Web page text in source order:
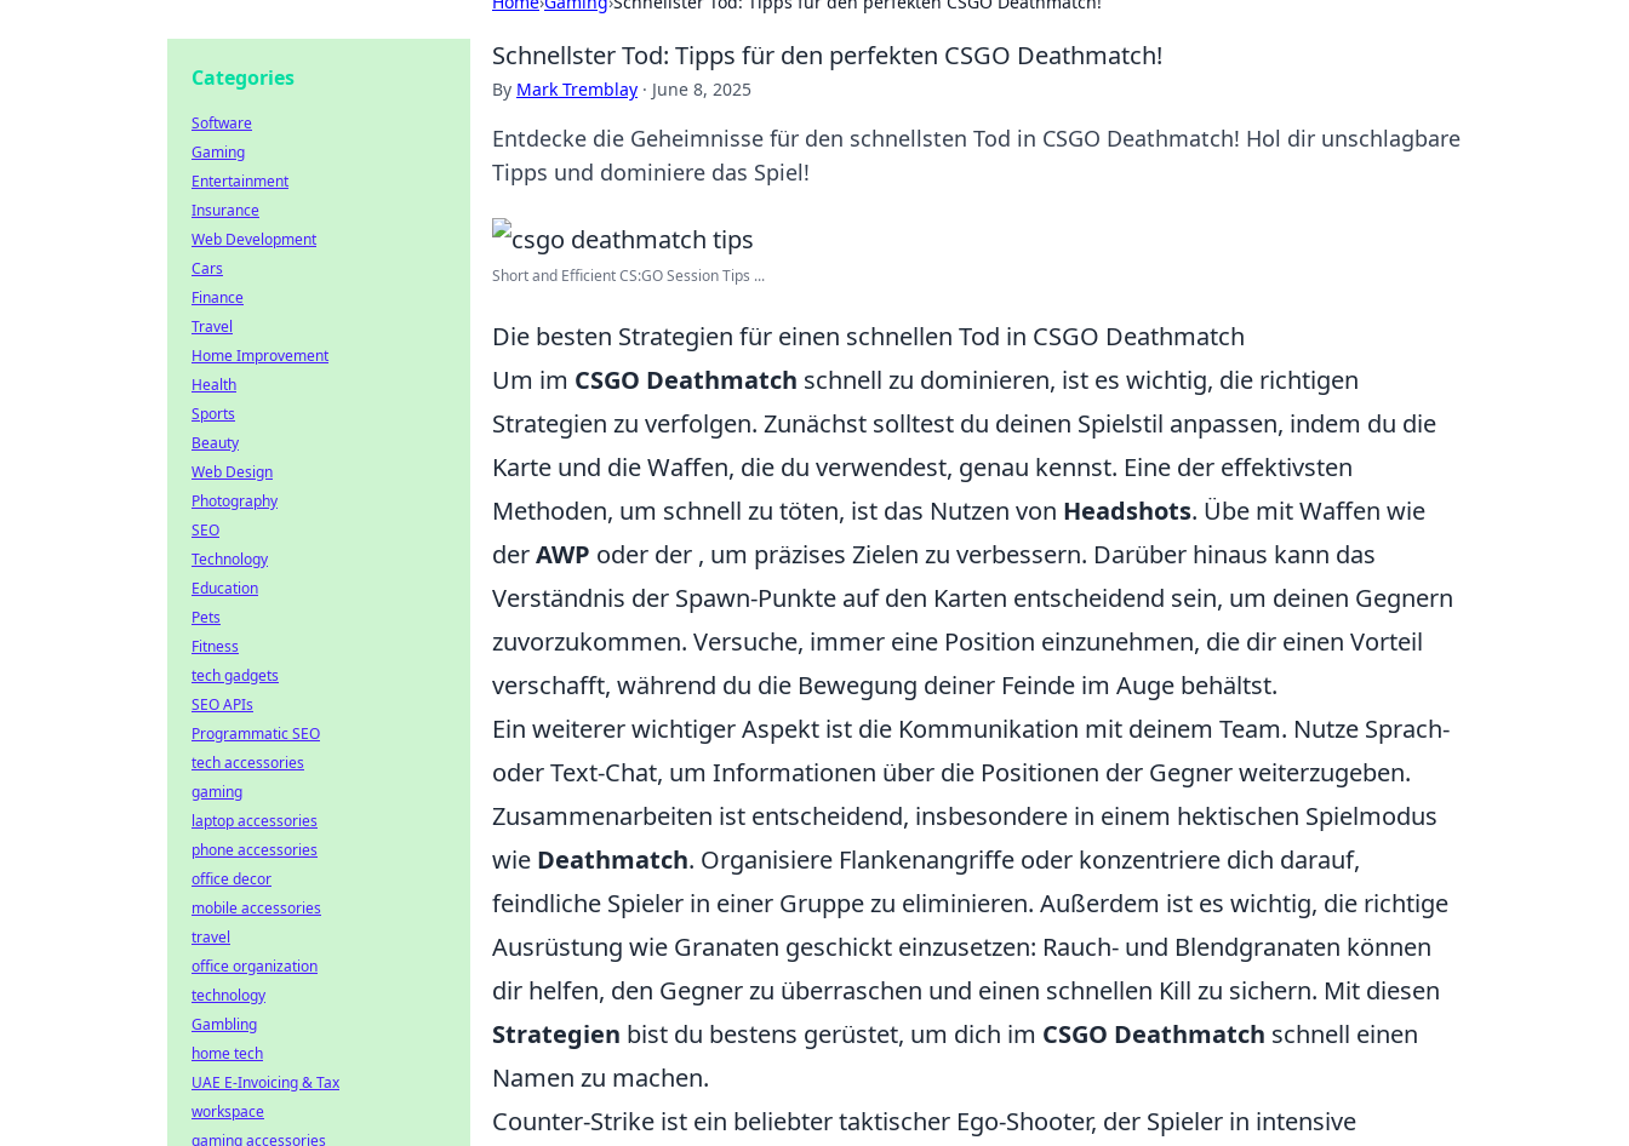
Schnellster Tod: Tipps für den perfekten CSGO Deathmatch!
By Mark Tremblay · June 8, 2025
Entdecke die Geheimnisse für den schnellsten Tod in CSGO Deathmatch! Hol dir unschlagbare
Tipps und dominiere das Spiel!
Short and Efficient CS:GO Session Tips ...
Die besten Strategien für einen schnellen Tod in CSGO Deathmatch
Um im CSGO Deathmatch schnell zu dominieren, ist es wichtig, die richtigen
Strategien zu verfolgen. Zunächst solltest du deinen Spielstil anpassen, indem du die
Karte und die Waffen, die du verwendest, genau kennst. Eine der effektivsten
Methoden, um schnell zu töten, ist das Nutzen von Headshots. Übe mit Waffen wie
derAWP oder der , um präzises Zielen zu verbessern. Darüber hinaus kann das
Verständnis der Spawn-Punkte auf den Karten entscheidend sein, um deinen Gegnern
zuvorzukommen. Versuche, immer eine Position einzunehmen, die dir einen Vorteil
verschafft, während du die Bewegung deiner Feinde im Auge behältst.
Ein weiterer wichtiger Aspekt ist die Kommunikation mit deinem Team. Nutze Sprach-
oder Text-Chat, um Informationen über die Positionen der Gegner weiterzugeben.
Zusammenarbeiten ist entscheidend, insbesondere in einem hektischen Spielmodus
wie Deathmatch. Organisiere Flankenangriffe oder konzentriere dich darauf,
feindliche Spieler in einer Gruppe zu eliminieren. Außerdem ist es wichtig, die richtige
Ausrüstung wie Granaten geschickt einzusetzen: Rauch- und Blendgranaten können
dir helfen, den Gegner zu überraschen und einen schnellen Kill zu sichern. Mit diesen
Strategien bist du bestens gerüstet, um dich im CSGO Deathmatch schnell einen
Namen zu machen.
Counter-Strike ist ein beliebter taktischer Ego-Shooter, der Spieler in intensive
Categories
Software
Gaming
Entertainment
Insurance
Web Development
Cars
Finance
Travel
Home Improvement
Health
Sports
Beauty
Web Design
Photography
SEO
Technology
Education
Pets
Fitness
tech gadgets
SEO APIs
Programmatic SEO
tech accessories
gaming
laptop accessories
phone accessories
office decor
mobile accessories
travel
office organization
technology
Gambling
home tech
UAE E-Invoicing & Tax
workspace
gaming accessories